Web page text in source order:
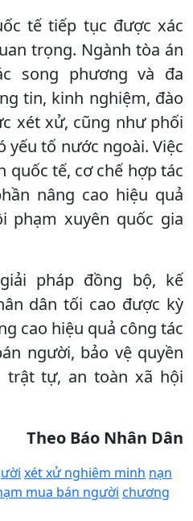
tế tiếp tục được xác
trọng. Ngành tòa án
song phương và đa
tin, kinh nghiệm, đào
xét xử, cũng như phối
yếu tố nước ngoài. Việc
quốc tế, cơ chế hợp tác
nâng cao hiệu quả
phạm xuyên quốc gia
pháp đồng bộ, kế
dân tối cao được kỳ
cao hiệu quả công tác
người, bảo vệ quyền
trật tự, an toàn xã hội
Theo Báo Nhân Dân
xét xử nghiêm minh nạn
mua bán người chương